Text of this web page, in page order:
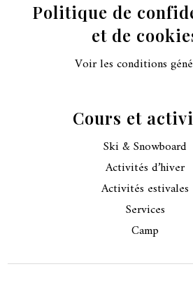
Politique de
et de
Voir les conditions
Cours et
Ski & Snowboard
Activités d’hiver
Activités estivales
Services
Camp